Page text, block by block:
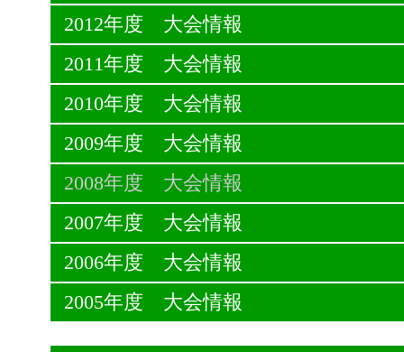
2012年度 大会情報
2011年度 大会情報
2010年度 大会情報
2009年度 大会情報
2008年度 大会情報
2007年度 大会情報
2006年度 大会情報
2005年度 大会情報